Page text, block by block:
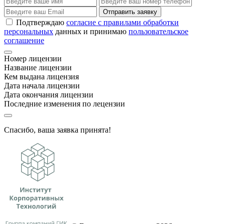
Отправить заявку
Подтверждаю согласие с правилами обработки
персональных данных и принимаю пользовательское
соглашение
Номер лицензии
Название лицензии
Кем выдана лицензия
Дата начала лицензии
Дата окончания лицензии
Последние изменения по лецензии
Спасибо, ваша заявка принята!